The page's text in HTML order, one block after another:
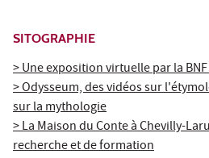
SITOGRAPHIE
> Une exposition virtuelle par la
> Odysseum, des vidéos sur
sur la mythologie
> La Maison du Conte à Chevilly-
recherche et de formation